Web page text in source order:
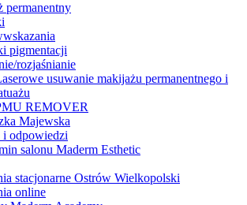
permanentny
pigmentacji
rozjaśnianie
usuwanie makijażu permanentnego i
REMOVER
Majewska
i odpowiedzi
salonu Maderm Esthetic
stacjonarne Ostrów Wielkopolski
online